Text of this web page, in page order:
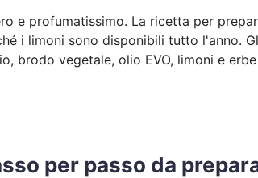
e profumatissimo. La ricetta per
i limoni sono disponibili tutto l'anno.
brodo vegetale, olio EVO, limoni e erbe
per passo da